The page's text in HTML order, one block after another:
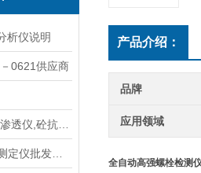
析仪说明
0621供应商
产品介绍：
品牌
应用领域
全自动高强螺栓检测